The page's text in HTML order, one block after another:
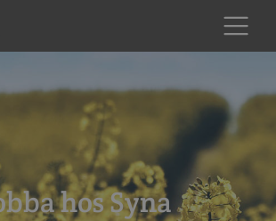
hos Syna